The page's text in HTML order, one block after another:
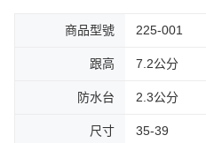
商品型號 225-001
跟高 7.2公分
防水台 2.3公分
尺寸 35-39